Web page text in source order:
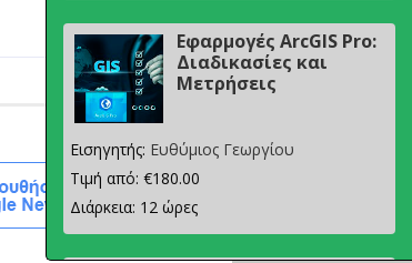
Εφαρμογές ArcGIS Pro:
Διαδικασίες και
Μετρήσεις
Εισηγητής: Ευθύμιος Γεωργίου
Τιμή από: €180.00
Διάρκεια: 12 ώρες